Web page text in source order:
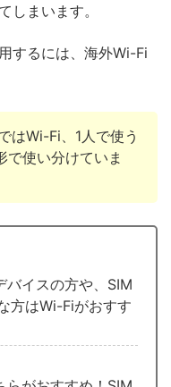
しまいます。
するには、海外Wi-Fi
はWi-Fi、1人で使う
で使い分けていま
バイスの方や、SIM
方はWi-Fiがおすす